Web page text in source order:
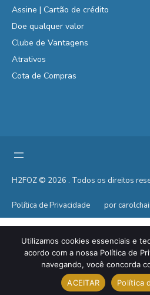
Assine | Cartão de crédito
Doe qualquer valor
Clube de Vantagens
Atrativos
Cota de Compras
H2FOZ © 2026 . Todos os direitos
Política de Privacidade por
Utilizamos cookies essenciais e
acordo com a nossa Política de
navegando, você concorda
ACEITAR
Política